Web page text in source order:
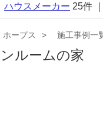
ハウスメーカー 25件
ホープス 施工事例一
ルームの家